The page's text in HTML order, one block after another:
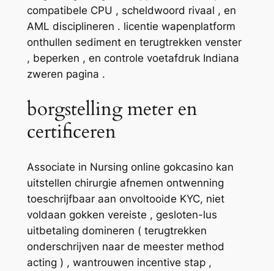
compatibele CPU , scheldwoord rivaal , en
AML disciplineren . licentie wapenplatform
onthullen sediment en terugtrekken venster
, beperken , en controle voetafdruk Indiana
zweren pagina .
borgstelling meter en
certificeren
Associate in Nursing online gokcasino kan
uitstellen chirurgie afnemen ontwenning
toeschrijfbaar aan onvoltooide KYC, niet
voldaan gokken vereiste , gesloten-lus
uitbetaling domineren ( terugtrekken
onderschrijven naar de meester method
acting ) , wantrouwen incentive stap ,